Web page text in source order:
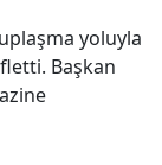
yoluyla
Başkan